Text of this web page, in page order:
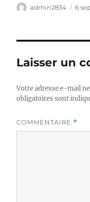
Auteur
admin2834 6
Laisser un
Votre adresse e-mail
obligatoires sont
COMMENTAIRE *